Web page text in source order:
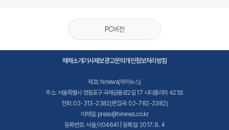
PC버전
매체소개기사제보광고문의개인정보처리방침
제호: hinews(하이뉴스)
주소: 서울특별시 영등포구 국제금융로2길 17 시티플라자 421호
전화: 02-313-2382(편집국: 02-782-2382)
이메일: press@hinews.co.kr
등록번호: 서울,아04641 | 등록일: 2017. 8. 4